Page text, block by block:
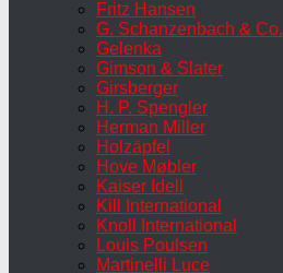
Fritz Hansen
G. Schanzenbach & Co.
Gelenka
Gimson & Slater
Girsberger
H. P. Spengler
Herman Miller
Holzäpfel
Hove Møbler
Kaiser Idell
Kill International
Knoll International
Louis Poulsen
Martinelli Luce